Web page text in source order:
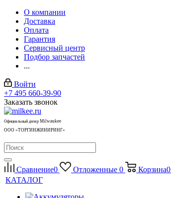
О компании
Доставка
Оплата
Гарантия
Сервисный центр
Подбор запчастей
...
Войти
+7 495 660-39-90
Заказать звонок
Официальный дилер Milwaukee
ООО «ТОРГИНЖИНИРИНГ»
Сравнение0 Отложенные 0 Корзина0
КАТАЛОГ